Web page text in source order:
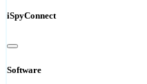
iSpyConnect
Software